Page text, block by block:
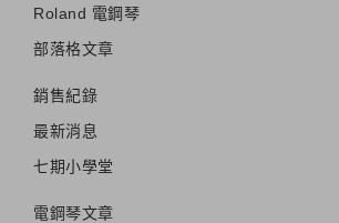
Roland 電鋼琴
部落格文章
銷售紀錄
最新消息
七期小學堂
電鋼琴文章